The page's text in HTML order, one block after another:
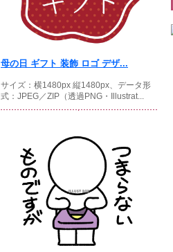
母の日 ギフト 装飾 ロゴ デザ...
サイズ：横1480px 縦1480px、データ形
式：JPEG／ZIP（透過PNG・Illustrat...